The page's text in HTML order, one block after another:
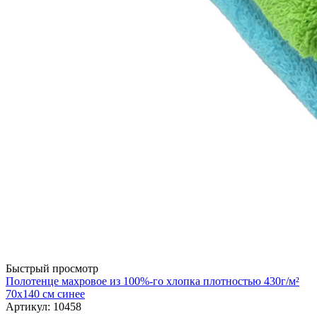
Быстрый просмотр
Полотенце махровое из 100%-го хлопка плотностью 430г/м²
70x140 см синее
Артикул: 10458